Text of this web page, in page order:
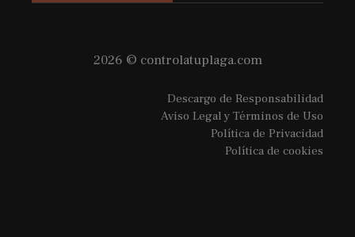
2026 © controlatuplaga.com
Descargo de Responsabilidad
Aviso Legal y Términos de Uso
Política de Privacidad
Política de cookies